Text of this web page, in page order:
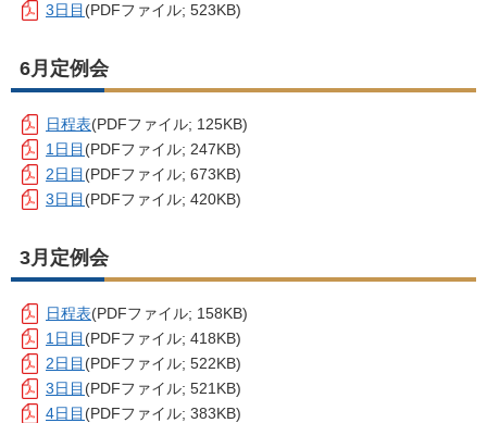
3日目 (PDFファイル; 523KB)
6月定例会
日程表(PDFファイル; 125KB)
1日目 (PDFファイル; 247KB)
2日目 (PDFファイル; 673KB)
3日目 (PDFファイル; 420KB)
3月定例会
日程表(PDFファイル; 158KB)
1日目 (PDFファイル; 418KB)
2日目 (PDFファイル; 522KB)
3日目 (PDFファイル; 521KB)
4日目 (PDFファイル; 383KB)